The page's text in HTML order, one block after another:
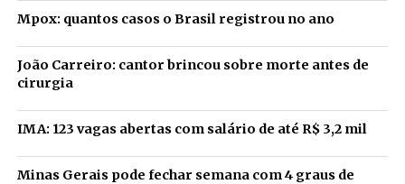
Mpox: quantos casos o Brasil registrou no ano
João Carreiro: cantor brincou sobre morte antes de
cirurgia
IMA: 123 vagas abertas com salário de até R$ 3,2 mil
Minas Gerais pode fechar semana com 4 graus de